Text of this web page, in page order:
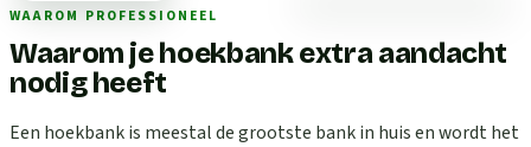
WAAROM PROFESSIONEEL
Waarom je hoekbank extra aandacht
nodig heeft
Een hoekbank is meestal de grootste bank in huis en wordt het